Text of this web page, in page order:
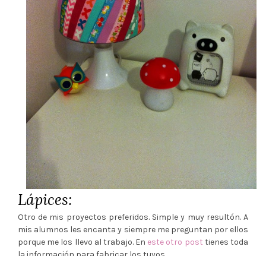
Lápices:
Otro de mis proyectos preferidos. Simple y muy resultón. A
mis alumnos les encanta y siempre me preguntan por ellos
porque me los llevo al trabajo. En este otro post tienes toda